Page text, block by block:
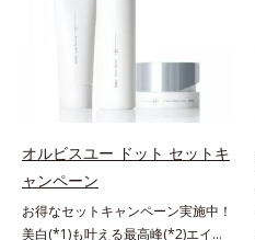
悩みのシワを改善しながら、過剰な
メラニン生成を防ぎ未来のシミ・ソ
バカスを予防します。さらに独自研
究に基づいた浸透型ハリ保湿成分
(*6)で大人肌にハリ感をプラス。す
で、"顔全体にご使用いただける設
計"。見えているシワはもちろん、
自分では気づきにくい死角のシワの
改善にも効果を発揮します。*1 メ
オルビスユー ドット セットキ
ャンペーン
お得なセットキャンペーン実施中！
美白(*1)も叶える最高峰(*2)エイジ